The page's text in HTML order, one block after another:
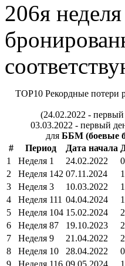
206я
TOP10 Рекордные потери
(24.02.2022 -
03.03.2022 - первый
для ББМ (боевые
#
Период Дата начала
1
Неделя 1 24.02.2022
2
Неделя 142 07.11.2024
3
Неделя 3 10.03.2022
4
Неделя 111 04.04.2024
5
Неделя 104 15.02.2024
6
Неделя 87 19.10.2023
7
Неделя 9 21.04.2022
8
Неделя 10 28.04.2022